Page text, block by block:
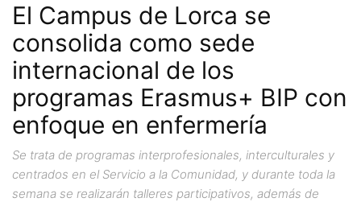
El Campus de Lorca se
consolida como sede
internacional de los
programas Erasmus+ BIP con
enfoque en enfermería
Se trata de programas interprofesionales, interculturales y
centrados en el Servicio a la Comunidad, y durante toda la
semana se realizarán talleres participativos, además de